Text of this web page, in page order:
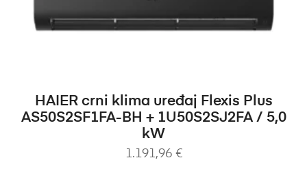
DODAJ U KOŠARICU
HAIER crni klima uređaj Flexis Plus
AS50S2SF1FA-BH + 1U50S2SJ2FA / 5,0
kW
1.191,96 €